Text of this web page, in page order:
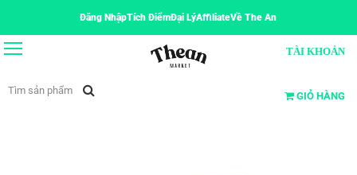
Đăng NhậpTích ĐiểmĐại LýAffiliateVề The An
TÀI KHOẢN
GIỎ HÀNG